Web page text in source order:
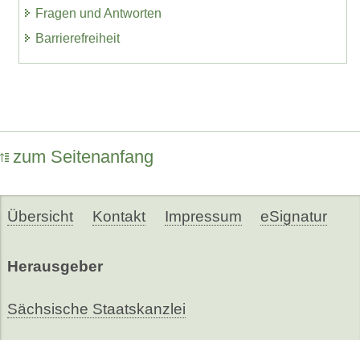
Fragen und Antworten
Barrierefreiheit
zum Seitenanfang
Übersicht Kontakt Impressum eSignatur
Herausgeber
Sächsische Staatskanzlei